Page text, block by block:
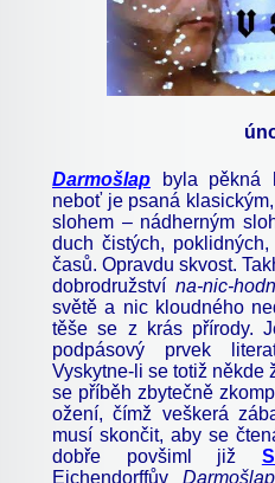
Darmošlap
byla pěkná
neboť je psaná
slohem – nádherným
duch čistých,
časů. Opravdu skvost.
dobrodružstvína-nic-
světě a nic kloudného
těše se z krás přírody.
podpásový prvek
Vyskytne-li se totiž někde
se příběh zbytečně
ožení, čímž veškerá
musí skončit, aby se
dobře povšiml již
Eichendorffův